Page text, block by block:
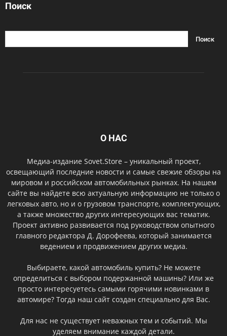
Поиск
О НАС
Медиа-издание Sovet.Store – уникальный проект,
освещающий последние новости и самые свежие обзоры на
мировом и российском автомобильных рынках. На нашем
сайте вы найдете всю актуальную информацию не только о
легковых авто, но и о грузовом транспорте, комплектующих,
а также множество других интересующих вас тематик.
Проект активно развивается под руководством опытного
главного редактора Д. Дорофеева, который занимается
ведением и продвижением других медиа.
Выбираете, какой автомобиль купить? Не можете
определиться с выбором подержанной машины? Или же
просто интересуетесь самыми горячими новинками в
автомире? Тогда наш сайт создан специально для Вас.
Для нас не существует неважных тем и событий. Мы
уделяем внимание каждой детали.